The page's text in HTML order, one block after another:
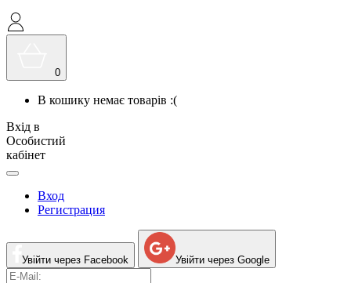
0
В кошику немає товарів :(
Вхід в
Особистий
кабінет
Вход
Регистрация
Увійти через Facebook Увійти через Google